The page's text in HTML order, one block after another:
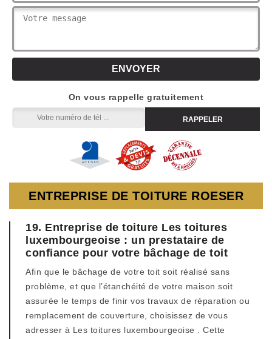
On vous rappelle gratuitement
ENTREPRISE DE TOITURE ROESER
19. Entreprise de toiture Les toitures
luxembourgeoise : un prestataire de
confiance pour votre bâchage de toit
Afin que le bâchage de votre toit soit réalisé sans
problème, et que l’étanchéité de votre maison soit
assurée le temps de finir vos travaux de réparation ou
remplacement de couverture, choisissez de vous
adresser à Les toitures luxembourgeoise . Cette